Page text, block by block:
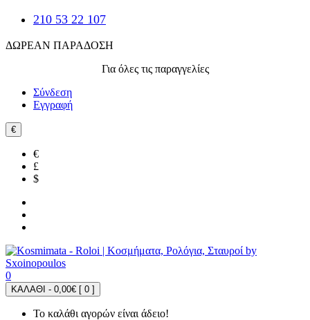
210 53 22 107
ΔΩΡΕΑΝ ΠΑΡΑΔΟΣΗ
Για όλες τις παραγγελίες
Σύνδεση
Εγγραφή
€
€
£
$
0
ΚΑΛΑΘΙ - 0,00€ [ 0 ]
Το καλάθι αγορών είναι άδειο!